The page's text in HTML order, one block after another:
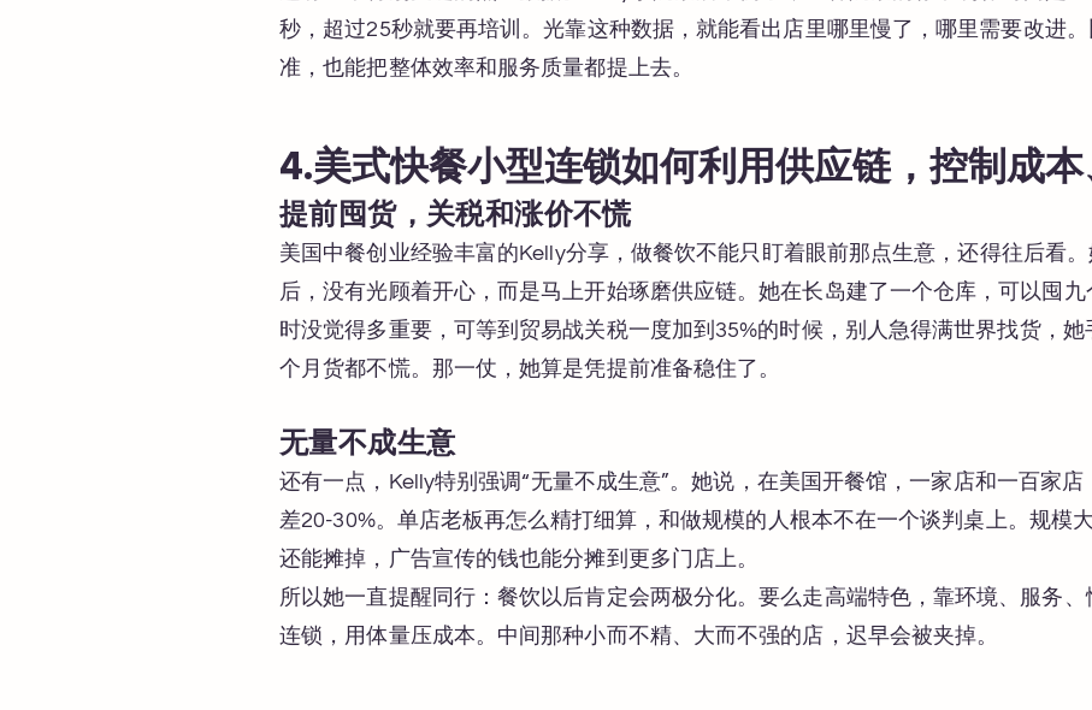
秒，超过25秒就要再培训。光靠这种数据，就能看出店里哪里慢了，哪里需要改进
准，也能把整体效率和服务质量都提上去。
4.美式快餐小型连锁如何利用供应链，控制成本
提前囤货，关税和涨价不慌
美国中餐创业经验丰富的Kelly分享，做餐饮不能只盯着眼前那点生意，还得往后看
后，没有光顾着开心，而是马上开始琢磨供应链。她在长岛建了一个仓库，可以囤
时没觉得多重要，可等到贸易战关税一度加到35%的时候，别人急得满世界找货，
个月货都不慌。那一仗，她算是凭提前准备稳住了。
无量不成生意
还有一点，Kelly特别强调“无量不成生意”。她说，在美国开餐馆，一家店和一百家
差20-30%。单店老板再怎么精打细算，和做规模的人根本不在一个谈判桌上。规模
还能摊掉，广告宣传的钱也能分摊到更多门店上。
所以她一直提醒同行：餐饮以后肯定会两极分化。要么走高端特色，靠环境、服务
连锁，用体量压成本。中间那种小而不精、大而不强的店，迟早会被夹掉。